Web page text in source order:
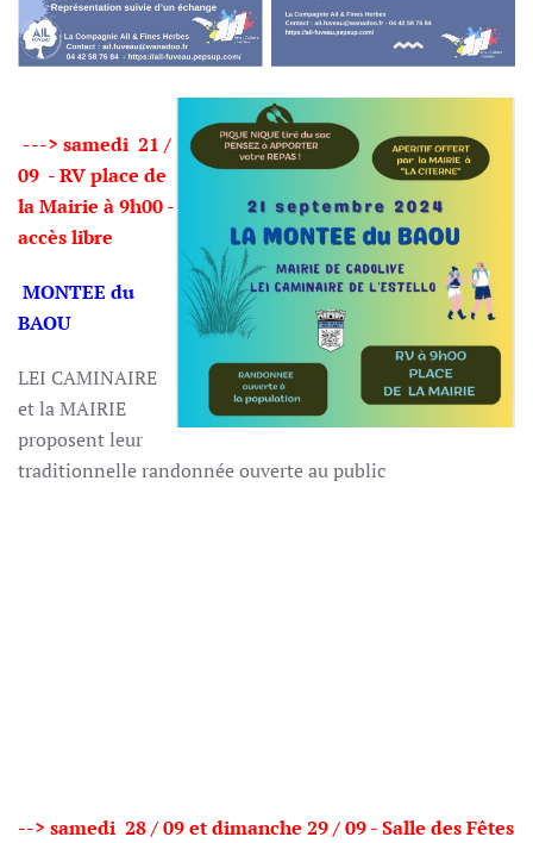
---> samedi 21 /
09 - RV place de
la Mairie à 9h00 -
accès libre
MONTEE du
BAOU
LEI CAMINAIRE
et la MAIRIE
proposent leur
traditionnelle randonnée ouverte au public
--> samedi 28 / 09 et dimanche 29 / 09 -Salle des Fêtes